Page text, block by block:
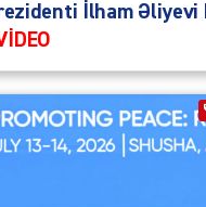
İlham Əliyevi